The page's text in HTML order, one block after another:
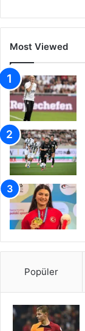
Most Viewed
Popüler